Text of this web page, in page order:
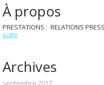
À propos
PRESTATIONS : RELATIONS
suite
Archives
septembre 2017